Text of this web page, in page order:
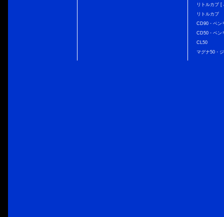
リトルカブ
リトルカブ
CD90・ベン
CD50・ベン
CL50
マグナ50・